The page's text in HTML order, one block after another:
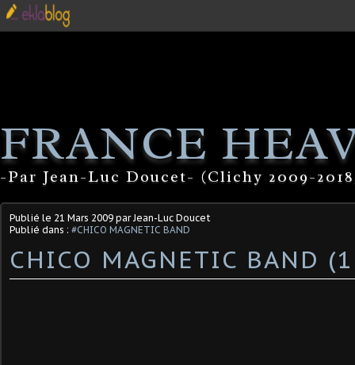
FRANCE
-Par Jean-Luc Doucet- (Clichy 2009-
Publié le 21 Mars 2009 par Jean-Luc Doucet
Publié dans : #CHICO MAGNETIC BAND
CHICO MAGNETIC BAND